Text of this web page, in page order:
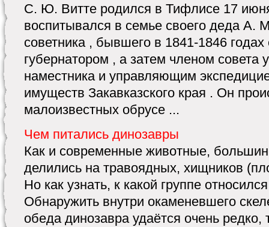
С. Ю. Витте родился в Тифлисе 17
воспитывался в семье своего деда А.
советника , бывшего в 1841-1846 годах
губернатором , а затем членом совета
наместника и управляющим
имуществ Закавказского края . Он
малоизвестных обрусе ...
Чем питались динозавры
Как и современные животные,
делились на травоядных, хищников
Но как узнать, к какой группе
Обнаружить внутри окаменев­шего
обеда динозавра удаётся очень редко,